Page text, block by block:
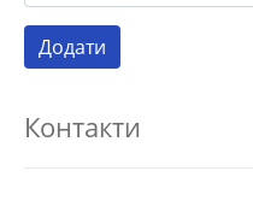
Контакти